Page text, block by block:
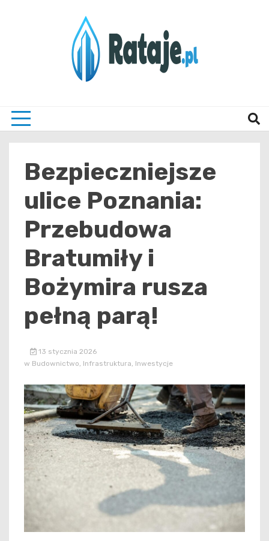
Bezpieczniejsze
ulice Poznania:
Przebudowa
Bratumiły i
Bożymira rusza
pełną parą!
13 stycznia 2026
w Budownictwo, Infrastruktura, Inwestycje